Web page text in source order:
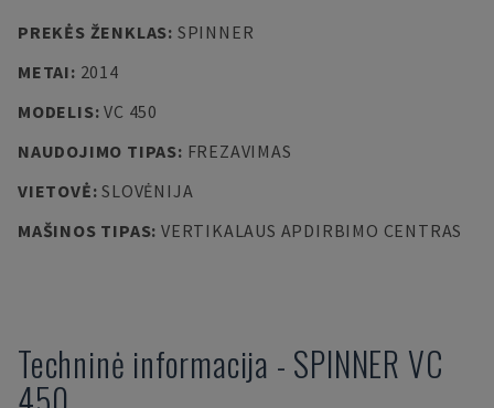
PREKĖS ŽENKLAS: SPINNER
METAI: 2014
MODELIS:VC 450
NAUDOJIMO TIPAS: FREZAVIMAS
VIETOVĖ:SLOVĖNIJA
MAŠINOS TIPAS: VERTIKALAUS APDIRBIMO CENTRAS
Techninė informacija - SPINNER VC